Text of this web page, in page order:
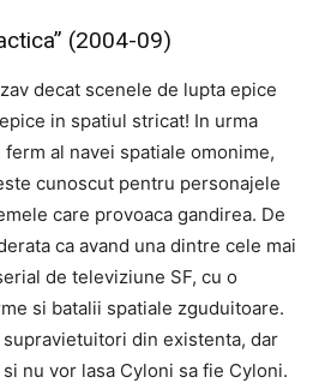
(2004-09)
decat scenele de lupta epice
in spatiul stricat! In urma
al navei spatiale omonime,
cunoscut pentru personajele
care provoaca gandirea. De
ca avand una dintre cele mai
de televiziune SF, cu o
si batalii spatiale zguduitoare.
din existenta, dar
nu vor lasa Cyloni sa fie Cyloni.